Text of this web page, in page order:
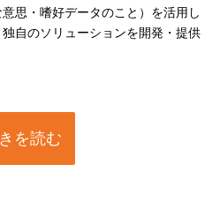
思・嗜好データのこと）を活用し
自のソリューションを開発・提供
を読む